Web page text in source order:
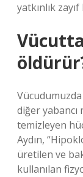
yatkınlık zayıf
diğer
temizleyen
Aydın,
üretilen ve
kullanılan